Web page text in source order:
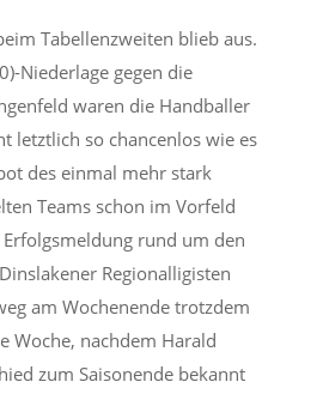
Tabellenzweiten blieb aus.
Niederlage gegen die
waren die Handballer
letztlich so chancenlos wie es
des einmal mehr stark
Teams schon im Vorfeld
rund um den
Regionalligisten
am Wochenende trotzdem
Woche, nachdem Harald
zum Saisonende bekannt